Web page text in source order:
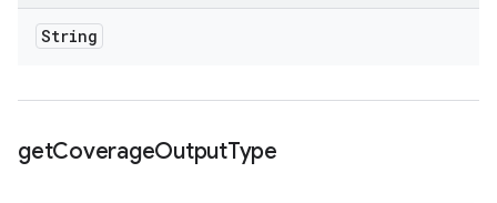
String
getCoverageOutputType